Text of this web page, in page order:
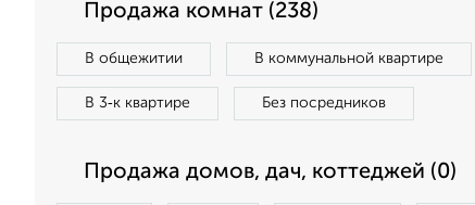
Продажа комнат (238)
В общежитии В коммунальной квартире
В 3‑к квартире Без посредников
Продажа домов, дач, коттеджей (0)